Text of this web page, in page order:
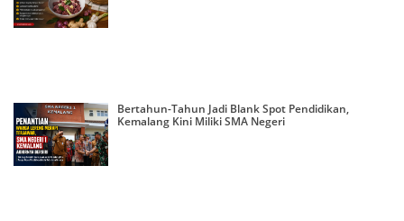
Bertahun-Tahun Jadi Blank Spot Pendidikan,
Kemalang Kini Miliki SMA Negeri